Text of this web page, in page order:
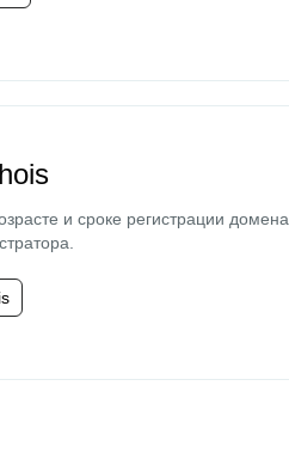
и сроке регистрации домена,